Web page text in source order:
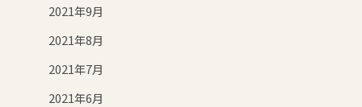
2021年9月
2021年8月
2021年7月
2021年6月